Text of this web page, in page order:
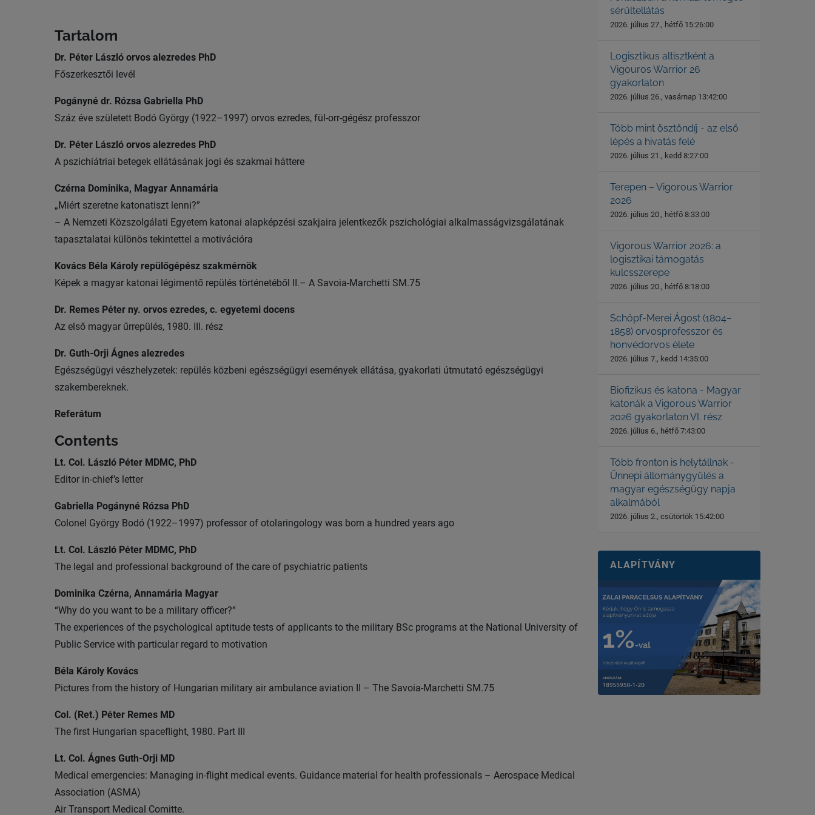
Tartalom
Dr. Péter László orvos alezredes PhD
Főszerkesztői levél
Pogányné dr. Rózsa Gabriella PhD
Száz éve született Bodó György (1922–1997) orvos ezredes, fül-orr-gégész professzor
Dr. Péter László orvos alezredes PhD
A pszichiátriai betegek ellátásának jogi és szakmai háttere
Czérna Dominika, Magyar Annamária
„Miért szeretne katonatiszt lenni?”
– A Nemzeti Közszolgálati Egyetem katonai alapképzési szakjaira jelentkezők pszichológiai alkalmasságvizsgálatának
tapasztalatai különös tekintettel a motivációra
Kovács Béla Károly repülőgépész szakmérnök
Képek a magyar katonai légimentő repülés történetéből II.– A Savoia-Marchetti SM.75
Dr. Remes Péter ny. orvos ezredes, c. egyetemi docens
Az első magyar űrrepülés, 1980. III. rész
Dr. Guth-Orji Ágnes alezredes
Egészségügyi vészhelyzetek: repülés közbeni egészségügyi események ellátása, gyakorlati útmutató egészségügyi
szakembereknek.
Referátum
Contents
Lt. Col. László Péter MDMC, PhD
Editor in-chief’s letter
Gabriella Pogányné Rózsa PhD
Colonel György Bodó (1922–1997) professor of otolaringology was born a hundred years ago
Lt. Col. László Péter MDMC, PhD
The legal and professional background of the care of psychiatric patients
Dominika Czérna, Annamária Magyar
“Why do you want to be a military officer?”
The experiences of the psychological aptitude tests of applicants to the military BSc programs at the National University of
Public Service with particular regard to motivation
Béla Károly Kovács
Pictures from the history of Hungarian military air ambulance aviation II – The Savoia-Marchetti SM.75
Col. (Ret.) Péter Remes MD
The first Hungarian spaceflight, 1980. Part III
Lt. Col. Ágnes Guth-Orji MD
Medical emergencies: Managing in-flight medical events. Guidance material for health professionals – Aerospace Medical
Association (ASMA)
Air Transport Medical Comitte.
sérültellátás
2026. július 27., hétfő 15:26:00
Logisztikus altisztként a
Vigouros Warrior 26
gyakorlaton
2026. július 26., vasárnap 13:42:00
Több mint ösztöndíj - az első
lépés a hivatás felé
2026. július 21., kedd 8:27:00
Terepen – Vigorous Warrior
2026
2026. július 20., hétfő 8:33:00
Vigorous Warrior 2026: a
logisztikai támogatás
kulcsszerepe
2026. július 20., hétfő 8:18:00
Schöpf-Merei Ágost (1804–
1858) orvosprofesszor és
honvédorvos élete
2026. július 7., kedd 14:35:00
Biofizikus és katona - Magyar
katonák a Vigorous Warrior
2026 gyakorlaton VI. rész
2026. július 6., hétfő 7:43:00
Több fronton is helytállnak -
Ünnepi állománygyűlés a
magyar egészségügy napja
alkalmából
2026. július 2., csütörtök 15:42:00
ALAPÍTVÁNY